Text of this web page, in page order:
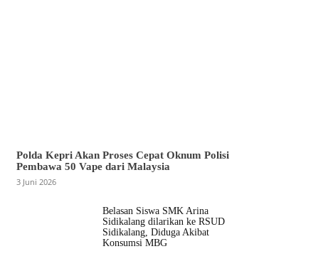
Polda Kepri Akan Proses Cepat Oknum Polisi
Pembawa 50 Vape dari Malaysia
3 Juni 2026
Belasan Siswa SMK Arina
Sidikalang dilarikan ke RSUD
Sidikalang, Diduga Akibat
Konsumsi MBG